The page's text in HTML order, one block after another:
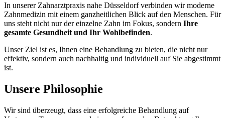
In unserer Zahnarztpraxis nahe Düsseldorf verbinden wir moderne
Zahnmedizin mit einem ganzheitlichen Blick auf den Menschen. Für
uns steht nicht nur der einzelne Zahn im Fokus, sondern Ihre
gesamte Gesundheit und Ihr Wohlbefinden.
Unser Ziel ist es, Ihnen eine Behandlung zu bieten, die nicht nur
effektiv, sondern auch nachhaltig und individuell auf Sie abgestimmt
ist.
Unsere Philosophie
Wir sind überzeugt, dass eine erfolgreiche Behandlung auf